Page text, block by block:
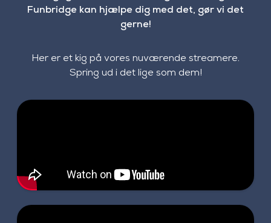
Funbridge kan hjælpe dig med det, gør vi det
gerne!
Her er et kig på vores nuværende streamere.
Spring ud i det lige som dem!